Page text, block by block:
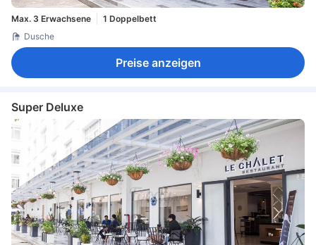
Max. 3 Erwachsene
1 Doppelbett
Dusche
Preise anzeigen
Super Deluxe